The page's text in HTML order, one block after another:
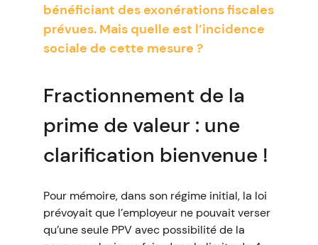
bénéficiant des exonérations fiscales
prévues. Mais quelle est l’incidence
sociale de cette mesure ?
Fractionnement de la
prime de valeur : une
clarification bienvenue !
Pour mémoire, dans son régime initial, la loi
prévoyait que l’employeur ne pouvait verser
qu’une seule PPV avec possibilité de la